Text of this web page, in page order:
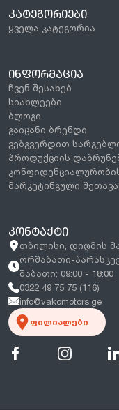
ᲙᲐᲢᲔᲒᲝᲠᲘᲔᲑᲘ
ყველა კატეგორია
ᲘᲜᲤᲝᲠᲛᲐᲪᲘᲐ
ჩვენ შესახებ
სიახლეები
ბლოგი
გაიცანი ბრენდი
ვებგვერდით
პროდუქციის
მარკეტინგული
ᲙᲝᲜᲢᲐᲥᲢᲘ
თბილისი, დიღმის
ორშაბათი-
შაბათი: 09:00 - 18:00
0322 49 75 75 (116)
info@vakomotors.ge
ფილიალები